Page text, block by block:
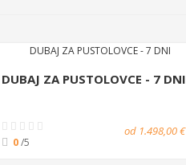
DUBAJ ZA PUSTOLOVCE - 7 DNI
0/5
od 1.498,00 €